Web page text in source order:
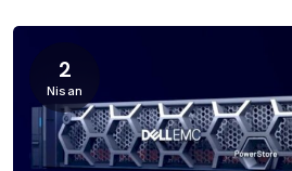
2
Nisan